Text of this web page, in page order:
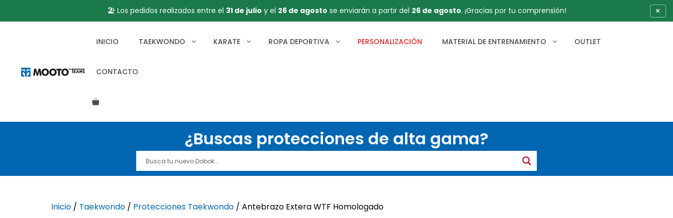
🏖️ Los pedidos realizados entre el 31 de julio y el 26 de agosto se enviarán a partir del 26 de agosto. ¡Gracias por tu comprensión! ×
INICIO TAEKWONDO KARATE ROPA DEPORTIVA PERSONALIZACIÓN MATERIAL DE ENTRENAMIENTO OUTLET
CONTACTO
¿Buscas protecciones de alta gama?
Inicio / Taekwondo / Protecciones Taekwondo / Antebrazo Extera WTF Homologado